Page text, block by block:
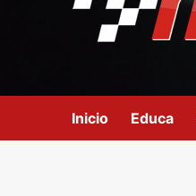
Inicio Educa